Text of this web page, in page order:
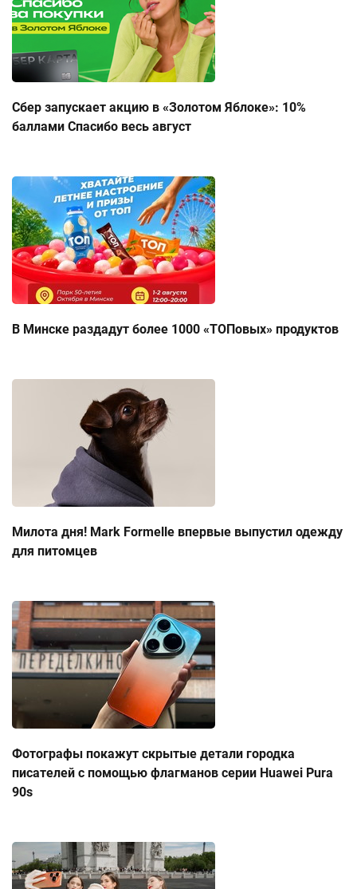
Сбер запускает акцию в «Золотом Яблоке»: 10%
баллами Спасибо весь август
В Минске раздадут более 1000 «ТОПовых» продуктов
Милота дня! Mark Formelle впервые выпустил одежду
для питомцев
Фотографы покажут скрытые детали городка
писателей с помощью флагманов серии Huawei Pura
90s